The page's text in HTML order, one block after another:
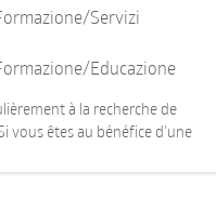
Servizi
Educazione
à la recherche de
vous êtes au bénéfice d'une
: - Educateur social (ES,
(HES) - Educateur de